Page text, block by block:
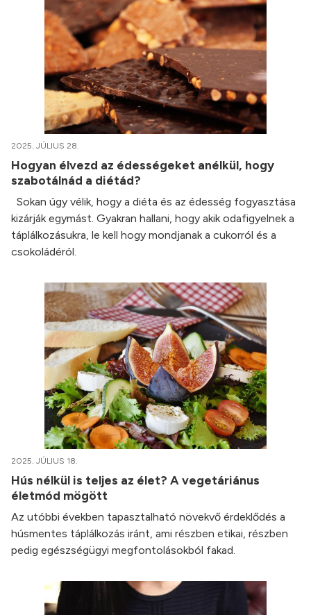
2025. JÚLIUS 28.
Hogyan élvezd az édességeket anélkül, hogy
szabotálnád a diétád?
Sokan úgy vélik, hogy a diéta és az édesség fogyasztása
kizárják egymást. Gyakran hallani, hogy akik odafigyelnek a
táplálkozásukra, le kell hogy mondjanak a cukorról és a
csokoládéról.
2025. JÚLIUS 18.
Hús nélkül is teljes az élet? A vegetáriánus
életmód mögött
Az utóbbi években tapasztalható növekvő érdeklődés a
húsmentes táplálkozás iránt, ami részben etikai, részben
pedig egészségügyi megfontolásokból fakad.